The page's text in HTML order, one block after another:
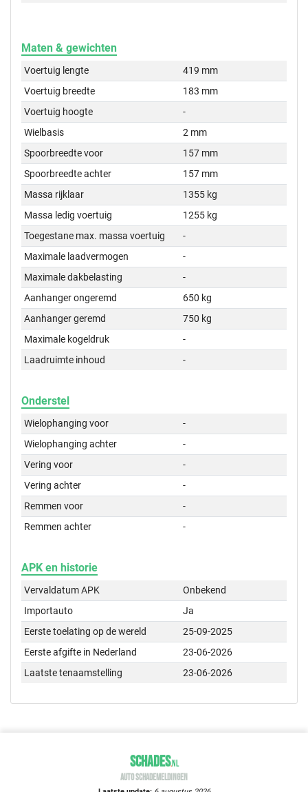
Maten & gewichten
Voertuig lengte
419 mm
Voertuig breedte
183 mm
Voertuig hoogte
-
Wielbasis
2 mm
Spoorbreedte voor
157 mm
Spoorbreedte achter
157 mm
Massa rijklaar
1355 kg
Massa ledig voertuig
1255 kg
Toegestane max. massa voertuig
-
Maximale laadvermogen
-
Maximale dakbelasting
-
Aanhanger ongeremd
650 kg
Aanhanger geremd
750 kg
Maximale kogeldruk
-
Laadruimte inhoud
-
Onderstel
Wielophanging voor
-
Wielophanging achter
-
Vering voor
-
Vering achter
-
Remmen voor
-
Remmen achter
-
APK en historie
Vervaldatum APK
Onbekend
Importauto
Ja
Eerste toelating op de wereld
25-09-2025
Eerste afgifte in Nederland
23-06-2026
Laatste tenaamstelling
23-06-2026
SCHADES.NL
AUTO SCHADEMELDINGEN